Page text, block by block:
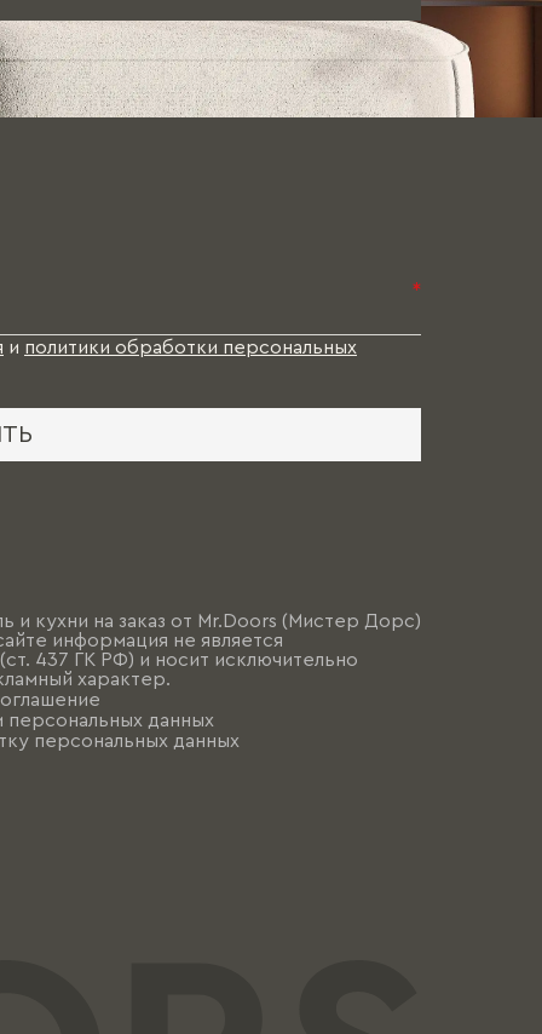
*
и политики обработки персональных
и кухни на заказ от Mr.Doors (Мистер Дорс)
информация не является
437 ГК РФ) и носит исключительно
характер.
персональных данных
персональных данных